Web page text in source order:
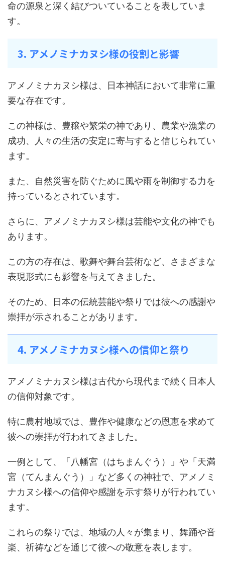
命の源泉と深く結びついていることを表していま
す。
3. アメノミナカヌシ様の役割と影響
アメノミナカヌシ様は、日本神話において非常に重
要な存在です。
この神様は、豊穣や繁栄の神であり、農業や漁業の
成功、人々の生活の安定に寄与すると信じられてい
ます。
また、自然災害を防ぐために風や雨を制御する力を
持っているとされています。
さらに、アメノミナカヌシ様は芸能や文化の神でも
あります。
この方の存在は、歌舞や舞台芸術など、さまざまな
表現形式にも影響を与えてきました。
そのため、日本の伝統芸能や祭りでは彼への感謝や
崇拝が示されることがあります。
4. アメノミナカヌシ様への信仰と祭り
アメノミナカヌシ様は古代から現代まで続く日本人
の信仰対象です。
特に農村地域では、豊作や健康などの恩恵を求めて
彼への崇拝が行われてきました。
一例として、「八幡宮（はちまんぐう）」や「天満
宮（てんまんぐう）」など多くの神社で、アメノミ
ナカヌシ様への信仰や感謝を示す祭りが行われてい
ます。
これらの祭りでは、地域の人々が集まり、舞踊や音
楽、祈祷などを通じて彼への敬意を表します。